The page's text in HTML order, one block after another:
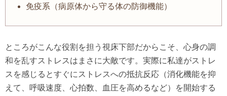
免疫系（病原体から守る体の防御機能）
ところがこんな役割を担う視床下部だからこそ、心身の調
和を乱すストレスはまさに大敵です。実際に私達がストレ
スを感じるとすぐにストレスへの抵抗反応（消化機能を抑
えて、呼吸速度、心拍数、血圧を高めるなど）を開始する